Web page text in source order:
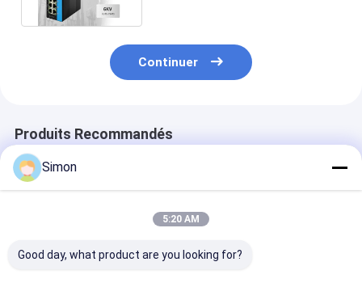
Continuer
Produits Recommandés
Simon
5:20 AM
Good day, what product are you looking for?